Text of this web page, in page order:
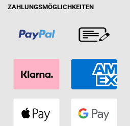
ZAHLUNGSMÖGLICHKEITEN